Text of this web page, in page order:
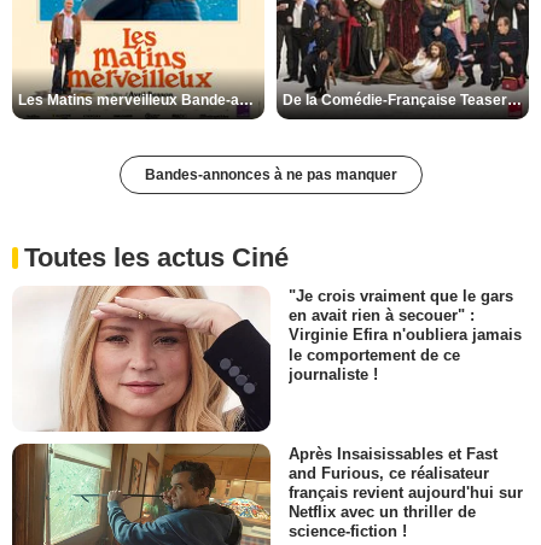
Les Matins merveilleux Bande-annonce VF De la Comédie-Française Teaser VF
Bandes-annonces à ne pas manquer
Toutes les actus Ciné
"Je crois vraiment que le gars
en avait rien à secouer" :
Virginie Efira n'oubliera jamais
le comportement de ce
journaliste !
Après Insaisissables et Fast
and Furious, ce réalisateur
français revient aujourd'hui sur
Netflix avec un thriller de
science-fiction !